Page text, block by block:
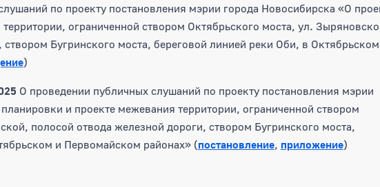
по проекту постановления мэрии города Новосибирска «О
ограниченной створом Октябрьского моста, ул.
Бугринского моста, береговой линией реки Оби, в
)
О проведении публичных слушаний по проекту постановления мэрии
и проекте межевания территории, ограниченной створом
полосой отвода железной дороги, створом Бугринского моста,
и Первомайском районах» (постановление, приложение)